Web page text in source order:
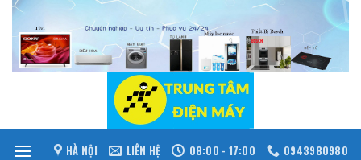
Skip
content
HÀ NỘI LIÊN HỆ 08:00 - 17:00 0943980980